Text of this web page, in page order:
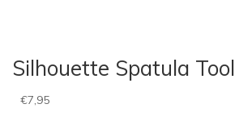
Silhouette Spatula Tool
€7,95